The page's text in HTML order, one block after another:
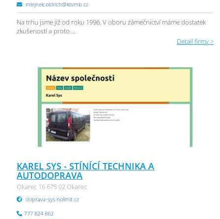
mlejnek.oldrich@ktvmb.cz
Na trhu jsme již od roku 1996. V oboru zámečnictví máme dostatek
zkušeností a proto ...
Detail firmy >
KAREL SYS - STÍNÍCÍ TECHNIKA A
AUTODOPRAVA
Okarec 16 675 02 Okarec
doprava-sys.nolimit.cz
777 824 862